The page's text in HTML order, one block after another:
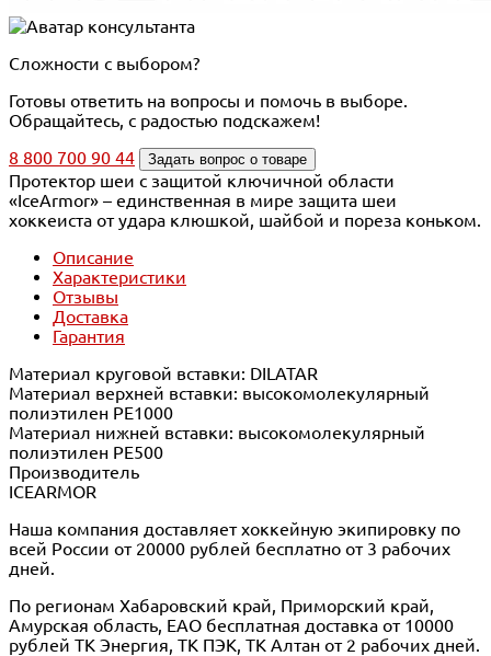
Сложности с выбором?
Готовы ответить на вопросы и помочь в выборе.
Обращайтесь, с радостью подскажем!
8 800 700 90 44
Задать вопрос о товаре
Протектор шеи с защитой ключичной области
«IceArmor» – единственная в мире защита шеи
хоккеиста от удара клюшкой, шайбой и пореза коньком.
Описание
Характеристики
Отзывы
Доставка
Гарантия
Материал круговой вставки: DILATAR
Материал верхней вставки: высокомолекулярный
полиэтилен PE1000
Материал нижней вставки: высокомолекулярный
полиэтилен PE500
Производитель
ICEARMOR
Наша компания доставляет хоккейную экипировку по
всей России от 20000 рублей бесплатно от 3 рабочих
дней.
По регионам Хабаровский край, Приморский край,
Амурская область, ЕАО бесплатная доставка от 10000
рублей ТК Энергия, ТК ПЭК, ТК Алтан от 2 рабочих дней.